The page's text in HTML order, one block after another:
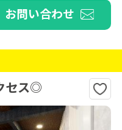
お問い合わせ
セス◎